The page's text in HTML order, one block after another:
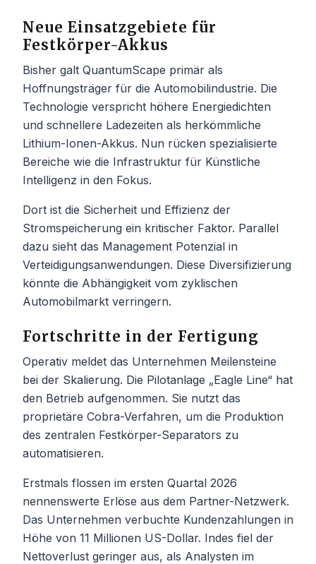
Neue Einsatzgebiete für
Festkörper-Akkus
Bisher galt QuantumScape primär als
Hoffnungsträger für die Automobilindustrie. Die
Technologie verspricht höhere Energiedichten
und schnellere Ladezeiten als herkömmliche
Lithium-Ionen-Akkus. Nun rücken spezialisierte
Bereiche wie die Infrastruktur für Künstliche
Intelligenz in den Fokus.
Dort ist die Sicherheit und Effizienz der
Stromspeicherung ein kritischer Faktor. Parallel
dazu sieht das Management Potenzial in
Verteidigungsanwendungen. Diese Diversifizierung
könnte die Abhängigkeit vom zyklischen
Automobilmarkt verringern.
Fortschritte in der Fertigung
Operativ meldet das Unternehmen Meilensteine
bei der Skalierung. Die Pilotanlage „Eagle Line“ hat
den Betrieb aufgenommen. Sie nutzt das
proprietäre Cobra-Verfahren, um die Produktion
des zentralen Festkörper-Separators zu
automatisieren.
Erstmals flossen im ersten Quartal 2026
nennenswerte Erlöse aus dem Partner-Netzwerk.
Das Unternehmen verbuchte Kundenzahlungen in
Höhe von 11 Millionen US-Dollar. Indes fiel der
Nettoverlust geringer aus, als Analysten im